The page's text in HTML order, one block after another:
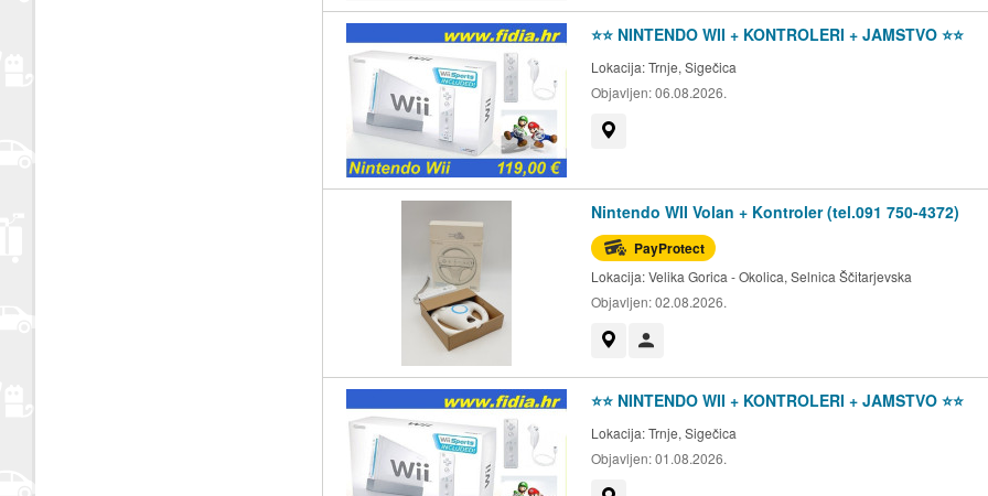
⭐️⭐️ NINTENDO WII + KONTROLERI + JAMSTVO ⭐️⭐️
Lokacija:Trnje, Sigečica
Objavljen:06.08.2026.
Nintendo WII Volan + Kontroler (tel.091 750-4372)
PayProtect
Lokacija:Velika Gorica - Okolica, Selnica Ščitarjevska
Objavljen:02.08.2026.
⭐️⭐️ NINTENDO WII + KONTROLERI + JAMSTVO ⭐️⭐️
Lokacija:Trnje, Sigečica
Objavljen:01.08.2026.